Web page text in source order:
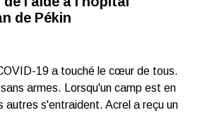
de Pékin
19 a touché le cœur de tous.
armes. Lorsqu'un camp est en
autres s'entraident. Acrel a reçu un